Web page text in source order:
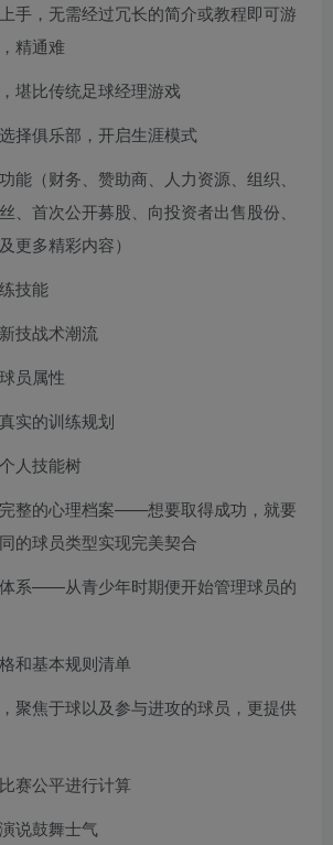
手，无需经过冗长的简介或教程即可游
精通难
堪比传统足球经理游戏
择俱乐部，开启生涯模式
能（财务、赞助商、人力资源、组织、
、首次公开募股、向投资者出售股份、
更多精彩内容）
技能
技战术潮流
员属性
实的训练规划
人技能树
整的心理档案——想要取得成功，就要
的球员类型实现完美契合
系——从青少年时期便开始管理球员的
和基本规则清单
聚焦于球以及参与进攻的球员，更提供
赛公平进行计算
说鼓舞士气